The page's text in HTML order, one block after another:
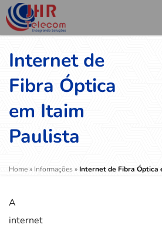
Internet de
Fibra Óptica
em Itaim
Paulista
Home» Informações» Internet de Fibra Óptica
A
internet